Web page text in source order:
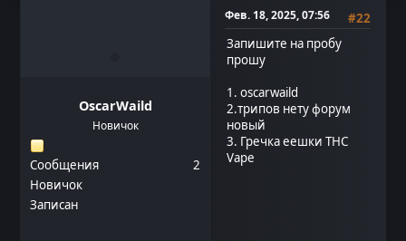
OscarWaild
Новичок
Сообщения
2
Новичок
Записан
Фев. 18, 2025, 07:56
#22
Запишите на пробу
прошу
1. oscarwaild
2.трипов нету форум
новый
3. Гречка еешки THC
Vape